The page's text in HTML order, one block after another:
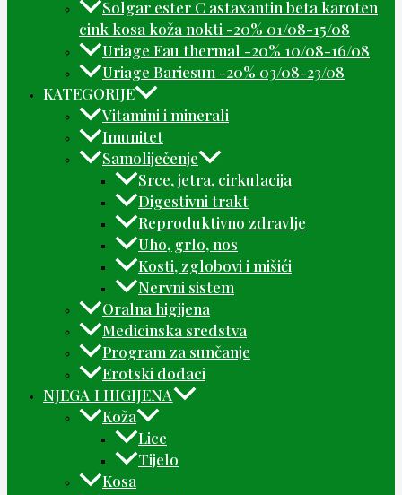
Solgar ester C astaxantin beta karoten
cink kosa koža nokti -20% 01/08-15/08
Uriage Eau thermal -20% 10/08-16/08
Uriage Bariesun -20% 03/08-23/08
KATEGORIJE
Vitamini i minerali
Imunitet
Samoliječenje
Srce, jetra, cirkulacija
Digestivni trakt
Reproduktivno zdravlje
Uho, grlo, nos
Kosti, zglobovi i mišići
Nervni sistem
Oralna higijena
Medicinska sredstva
Program za sunčanje
Erotski dodaci
NJEGA I HIGIJENA
Koža
Lice
Tijelo
Kosa